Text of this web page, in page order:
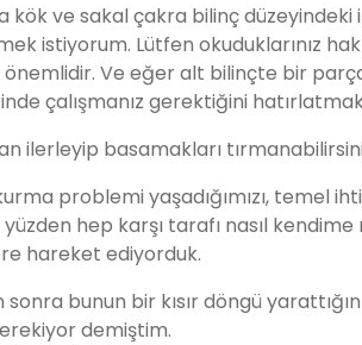
kök ve sakal çakra bilinç
istiyorum. Lütfen okuduklarınız
Ve eğer alt bilinçte bir
çalışmanız gerektiğini
ilerleyip basamakları
problemi yaşadığımızı, temel
hep karşı tarafı nasıl
hareket ediyorduk.
bunun bir kısır döngü
demiştim.